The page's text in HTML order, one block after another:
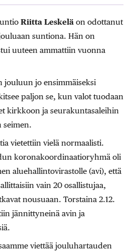
Riitta Leskelä on odottanut
suntiona. Hän on
uuteen ammattiin vuonna
jouluun jo ensimmäiseksi
paljon se, kun valot tuodaan
kirkkoon ja seurakuntasaleihin
seimen.
vietettiin vielä normaalisti.
koronakoordinaatioryhmä oli
aluehallintovirastolle (avi), että
vain 20 osallistujaa,
nousuaan. Torstaina 2.12.
jännittyneinä avin ja
viettää jouluhartauden